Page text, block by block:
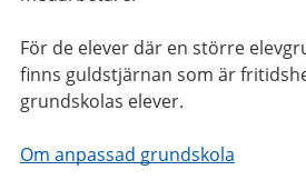
För de elever där en större
finns guldstjärnan som är
grundskolas elever.
Om anpassad grundskola